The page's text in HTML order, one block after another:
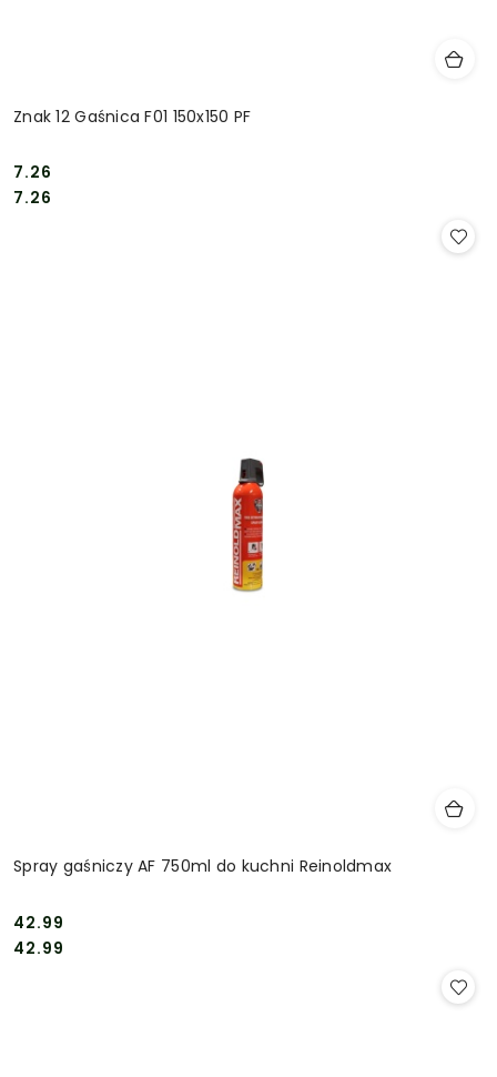
Znak 12 Gaśnica F01 150x150 PF
Cena:
7.26
Cena:
7.26
Spray gaśniczy AF 750ml do kuchni Reinoldmax
Cena:
42.99
Cena:
42.99